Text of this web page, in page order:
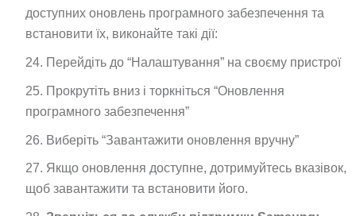
доступних оновлень програмного забезпечення та
встановити їх, виконайте такі дії:
Перейдіть до “Налаштування” на своєму пристрої
Прокрутіть вниз і торкніться “Оновлення
програмного забезпечення”
Виберіть “Завантажити оновлення вручну”
Якщо оновлення доступне, дотримуйтесь вказівок,
щоб завантажити та встановити його.